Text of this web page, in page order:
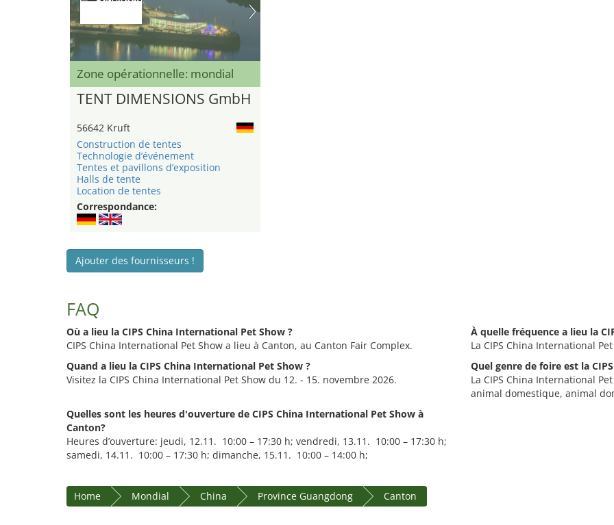
Zone opérationnelle: mondial
TENT DIMENSIONS GmbH
56642 Kruft
Construction de tentes
Technologie d’événement
Tentes et pavillons d’exposition
Halls de tente
Location de tentes
Correspondance:
Ajouter des fournisseurs !
FAQ
Où a lieu la CIPS China International Pet Show ?
CIPS China International Pet Show a lieu à Canton, au Canton Fair Complex.
Quand a lieu la CIPS China International Pet Show ?
Visitez la CIPS China International Pet Show du 12. - 15. novembre 2026.
À quelle fréquence a lieu la
La CIPS China International
Quel genre de foire est la
La CIPS China International
animal domestique, animal
Quelles sont les heures d'ouverture de CIPS China International Pet Show à
Canton?
Heures d’ouverture: jeudi, 12.11. 10:00 – 17:30 h; vendredi, 13.11. 10:00 – 17:30 h;
samedi, 14.11. 10:00 – 17:30 h; dimanche, 15.11. 10:00 – 14:00 h;
Home Mondial China Province Guangdong Canton